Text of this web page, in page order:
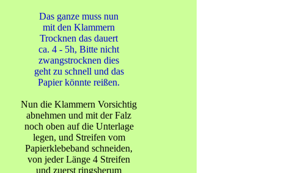
Das ganze muss nun
mit den Klammern
Trocknen das dauert
ca. 4 - 5h, Bitte nicht
zwangstrocknen dies
geht zu schnell und das
Papier könnte reißen.
Nun die Klammern Vorsichtig
abnehmen und mit der Falz
noch oben auf die Unterlage
legen, und Streifen vom
Papierklebeband schneiden,
von jeder Länge 4 Streifen
und zuerst ringsherum